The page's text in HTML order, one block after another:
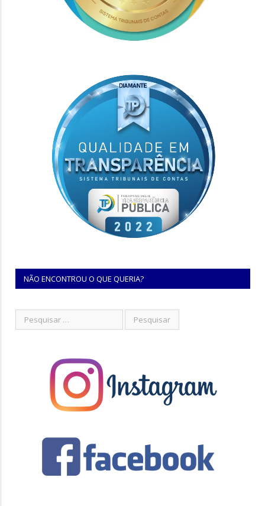
NÃO ENCONTROU O QUE QUERIA?